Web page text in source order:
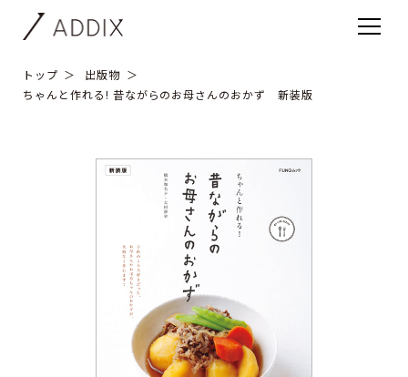
トップ
出版物
ちゃんと作れる! 昔ながらのお母さんのおかず 新装版